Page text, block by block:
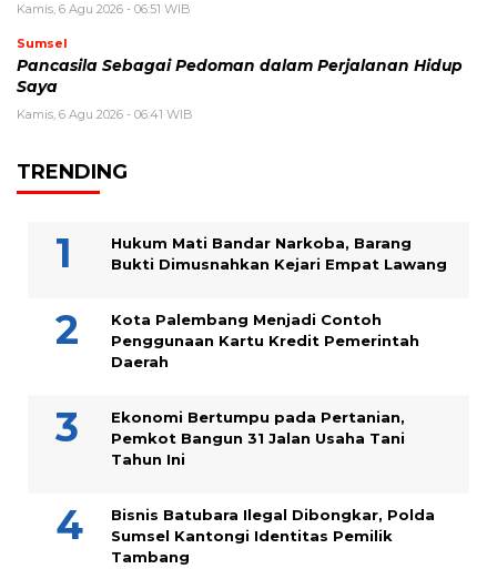
Kamis, 6 Agu 2026 - 06:51 WIB
Sumsel
Pancasila Sebagai Pedoman dalam Perjalanan Hidup
Saya
Kamis, 6 Agu 2026 - 06:41 WIB
TRENDING
Hukum Mati Bandar Narkoba, Barang
Bukti Dimusnahkan Kejari Empat Lawang
Kota Palembang Menjadi Contoh
Penggunaan Kartu Kredit Pemerintah
Daerah
Ekonomi Bertumpu pada Pertanian,
Pemkot Bangun 31 Jalan Usaha Tani
Tahun Ini
Bisnis Batubara Ilegal Dibongkar, Polda
Sumsel Kantongi Identitas Pemilik
Tambang